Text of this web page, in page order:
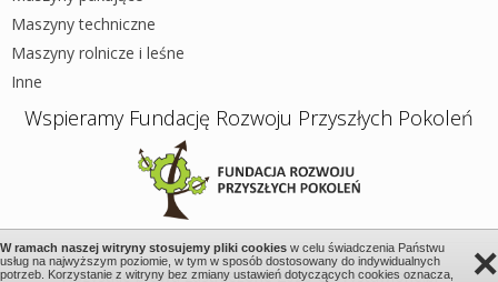
Maszyny techniczne
Maszyny rolnicze i leśne
Inne
Wspieramy Fundację Rozwoju Przyszłych Pokoleń
Wszystkie prawa zastrzeżone 2026 © Wystawione.pl ×
W ramach naszej witryny stosujemy pliki cookies w celu świadczenia Państwu
usług na najwyższym poziomie, w tym w sposób dostosowany do indywidualnych
potrzeb. Korzystanie z witryny bez zmiany ustawień dotyczących cookies oznacza,